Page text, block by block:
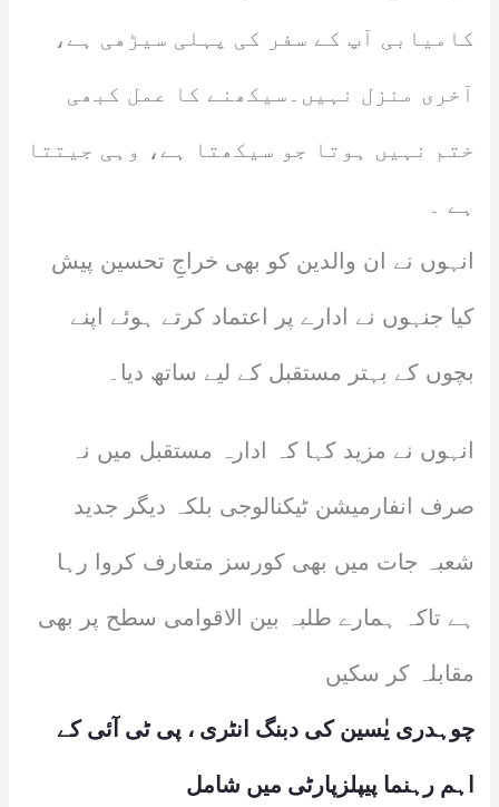
کامیابی آپ کے سفر کی پہلی سیڑھی ہے،
آخری منزل نہیں۔سیکھنے کا عمل کبھی
ختم نہیں ہوتا جو سیکھتا ہے، وہی جیتتا
ہے ۔
انہوں نے ان والدین کو بھی خراجِ تحسین پیش
کیا جنہوں نے ادارے پر اعتماد کرتے ہوئے اپنے
بچوں کے بہتر مستقبل کے لیے ساتھ دیا۔
انہوں نے مزید کہا کہ ادارہ مستقبل میں نہ
صرف انفارمیشن ٹیکنالوجی بلکہ دیگر جدید
شعبہ جات میں بھی کورسز متعارف کروا رہا
ہے تاکہ ہمارے طلبہ بین الاقوامی سطح پر بھی
مقابلہ کر سکیں
چوہدری یٰسین کی دبنگ انٹری ، پی ٹی آئی کے
اہم رہنما پیپلزپارٹی میں شامل